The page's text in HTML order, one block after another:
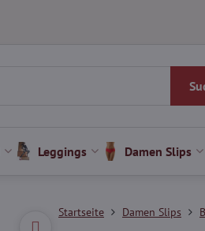
Leggings Damen Slips
Startseite Damen Slips